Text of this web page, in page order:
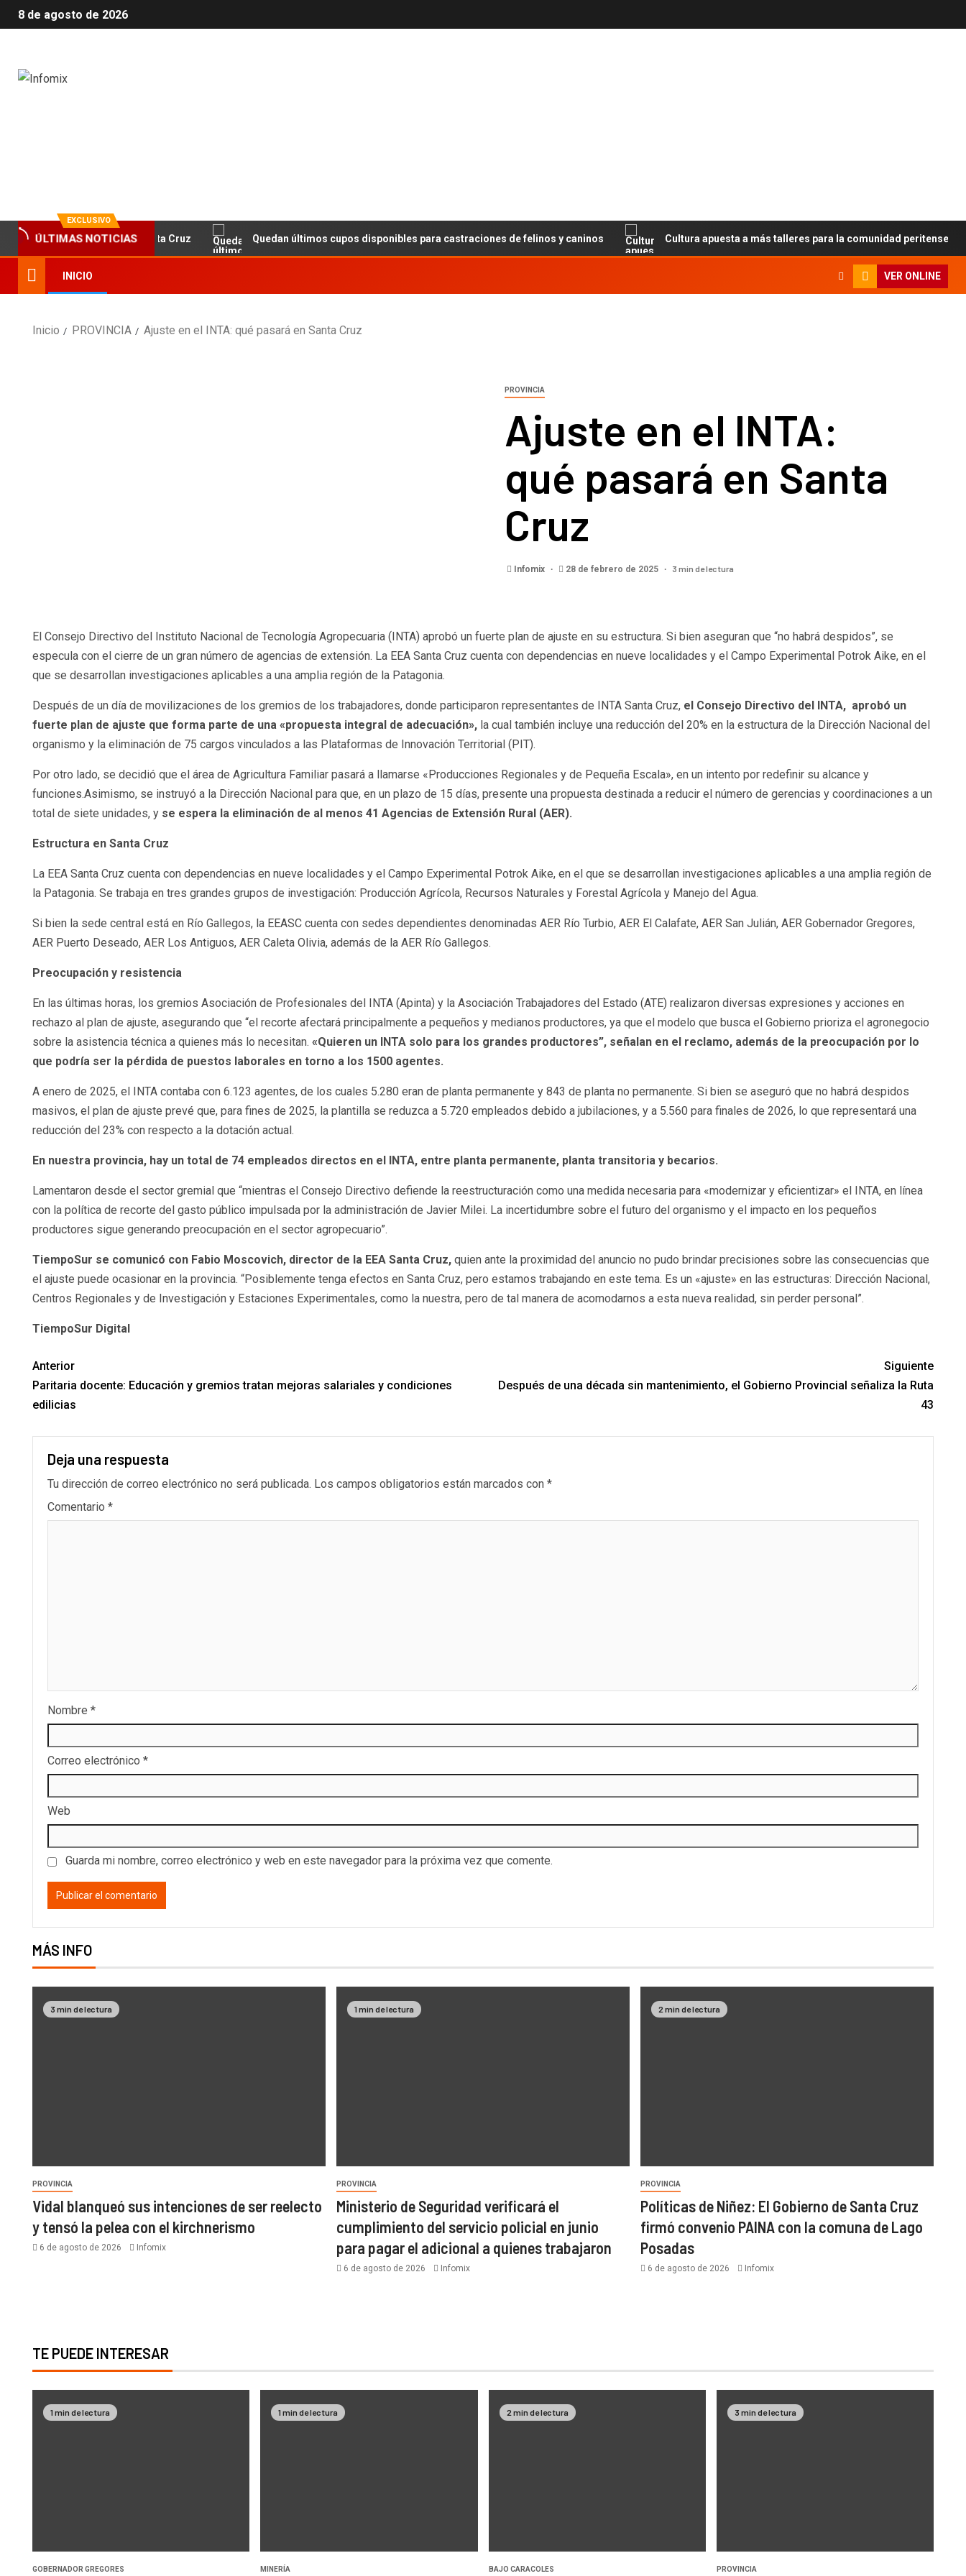
8 de agosto de 2026
EXCLUSIVO
ÚLTIMAS NOTICIAS
Fundación Banco Santa Cruz Quedan últimos cupos disponibles para castraciones de felinos y caninos Cultura apuesta a más talleres para la comunidad peritense
INICIO VER ONLINE
Inicio PROVINCIA Ajuste en el INTA: qué pasará en Santa Cruz
PROVINCIA
Ajuste en el INTA:
qué pasará en Santa
Cruz
Infomix 28 de febrero de 2025 3 min de lectura
El Consejo Directivo del Instituto Nacional de Tecnología Agropecuaria (INTA) aprobó un fuerte plan de ajuste en su estructura. Si bien aseguran que “no habrá despidos”, se
especula con el cierre de un gran número de agencias de extensión. La EEA Santa Cruz cuenta con dependencias en nueve localidades y el Campo Experimental Potrok Aike, en el
que se desarrollan investigaciones aplicables a una amplia región de la Patagonia.
Después de un día de movilizaciones de los gremios de los trabajadores, donde participaron representantes de INTA Santa Cruz, el Consejo Directivo del INTA, aprobó un
fuerte plan de ajuste que forma parte de una «propuesta integral de adecuación», la cual también incluye una reducción del 20% en la estructura de la Dirección Nacional del
organismo y la eliminación de 75 cargos vinculados a las Plataformas de Innovación Territorial (PIT).
Por otro lado, se decidió que el área de Agricultura Familiar pasará a llamarse «Producciones Regionales y de Pequeña Escala», en un intento por redefinir su alcance y
funciones.Asimismo, se instruyó a la Dirección Nacional para que, en un plazo de 15 días, presente una propuesta destinada a reducir el número de gerencias y coordinaciones a un
total de siete unidades, y se espera la eliminación de al menos 41 Agencias de Extensión Rural (AER).
Estructura en Santa Cruz
La EEA Santa Cruz cuenta con dependencias en nueve localidades y el Campo Experimental Potrok Aike, en el que se desarrollan investigaciones aplicables a una amplia región de
la Patagonia. Se trabaja en tres grandes grupos de investigación: Producción Agrícola, Recursos Naturales y Forestal Agrícola y Manejo del Agua.
Si bien la sede central está en Río Gallegos, la EEASC cuenta con sedes dependientes denominadas AER Río Turbio, AER El Calafate, AER San Julián, AER Gobernador Gregores,
AER Puerto Deseado, AER Los Antiguos, AER Caleta Olivia, además de la AER Río Gallegos.
Preocupación y resistencia
En las últimas horas, los gremios Asociación de Profesionales del INTA (Apinta) y la Asociación Trabajadores del Estado (ATE) realizaron diversas expresiones y acciones en
rechazo al plan de ajuste, asegurando que “el recorte afectará principalmente a pequeños y medianos productores, ya que el modelo que busca el Gobierno prioriza el agronegocio
sobre la asistencia técnica a quienes más lo necesitan. «Quieren un INTA solo para los grandes productores”, señalan en el reclamo, además de la preocupación por lo
que podría ser la pérdida de puestos laborales en torno a los 1500 agentes.
A enero de 2025, el INTA contaba con 6.123 agentes, de los cuales 5.280 eran de planta permanente y 843 de planta no permanente. Si bien se aseguró que no habrá despidos
masivos, el plan de ajuste prevé que, para fines de 2025, la plantilla se reduzca a 5.720 empleados debido a jubilaciones, y a 5.560 para finales de 2026, lo que representará una
reducción del 23% con respecto a la dotación actual.
En nuestra provincia, hay un total de 74 empleados directos en el INTA, entre planta permanente, planta transitoria y becarios.
Lamentaron desde el sector gremial que “mientras el Consejo Directivo defiende la reestructuración como una medida necesaria para «modernizar y eficientizar» el INTA, en línea
con la política de recorte del gasto público impulsada por la administración de Javier Milei. La incertidumbre sobre el futuro del organismo y el impacto en los pequeños
productores sigue generando preocupación en el sector agropecuario”.
TiempoSur se comunicó con Fabio Moscovich, director de la EEA Santa Cruz, quien ante la proximidad del anuncio no pudo brindar precisiones sobre las consecuencias que
el ajuste puede ocasionar en la provincia. “Posiblemente tenga efectos en Santa Cruz, pero estamos trabajando en este tema. Es un «ajuste» en las estructuras: Dirección Nacional,
Centros Regionales y de Investigación y Estaciones Experimentales, como la nuestra, pero de tal manera de acomodarnos a esta nueva realidad, sin perder personal”.
TiempoSur Digital
Anterior
Paritaria docente: Educación y gremios tratan mejoras salariales y condiciones
edilicias
Siguiente
Después de una década sin mantenimiento, el Gobierno Provincial señaliza la Ruta
43
Deja una respuesta
Tu dirección de correo electrónico no será publicada. Los campos obligatorios están marcados con *
Comentario *
Nombre *
Correo electrónico *
Web
Guarda mi nombre, correo electrónico y web en este navegador para la próxima vez que comente.
MÁS INFO
3 min de lectura
PROVINCIA
Vidal blanqueó sus intenciones de ser reelecto
y tensó la pelea con el kirchnerismo
6 de agosto de 2026 Infomix
1 min de lectura
PROVINCIA
Ministerio de Seguridad verificará el
cumplimiento del servicio policial en junio
para pagar el adicional a quienes trabajaron
6 de agosto de 2026 Infomix
2 min de lectura
PROVINCIA
Políticas de Niñez: El Gobierno de Santa Cruz
firmó convenio PAINA con la comuna de Lago
Posadas
6 de agosto de 2026 Infomix
TE PUEDE INTERESAR
1 min de lectura
GOBERNADOR GREGORES
1 min de lectura
MINERÍA
2 min de lectura
BAJO CARACOLES
3 min de lectura
PROVINCIA